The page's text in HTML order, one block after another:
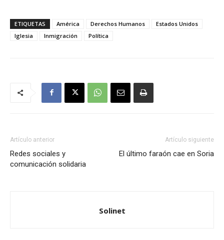
ETIQUETAS América Derechos Humanos
Estados Unidos
Iglesia
Inmigración Política
Artículo anterior
Redes sociales y
comunicación solidaria
Artículo siguiente
El último faraón cae en Soria
Solinet